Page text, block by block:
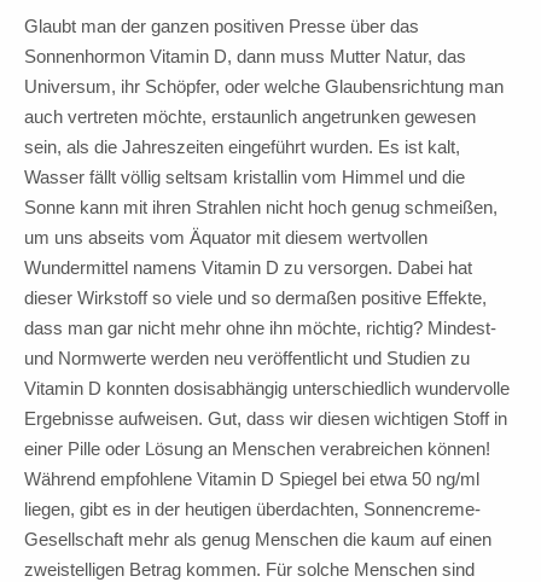
Glaubt man der ganzen positiven Presse über das
Sonnenhormon Vitamin D, dann muss Mutter Natur, das
Universum, ihr Schöpfer, oder welche Glaubensrichtung man
auch vertreten möchte, erstaunlich angetrunken gewesen
sein, als die Jahreszeiten eingeführt wurden. Es ist kalt,
Wasser fällt völlig seltsam kristallin vom Himmel und die
Sonne kann mit ihren Strahlen nicht hoch genug schmeißen,
um uns abseits vom Äquator mit diesem wertvollen
Wundermittel namens Vitamin D zu versorgen. Dabei hat
dieser Wirkstoff so viele und so dermaßen positive Effekte,
dass man gar nicht mehr ohne ihn möchte, richtig? Mindest-
und Normwerte werden neu veröffentlicht und Studien zu
Vitamin D konnten dosisabhängig unterschiedlich wundervolle
Ergebnisse aufweisen. Gut, dass wir diesen wichtigen Stoff in
einer Pille oder Lösung an Menschen verabreichen können!
Während empfohlene Vitamin D Spiegel bei etwa 50 ng/ml
liegen, gibt es in der heutigen überdachten, Sonnencreme-
Gesellschaft mehr als genug Menschen die kaum auf einen
zweistelligen Betrag kommen. Für solche Menschen sind